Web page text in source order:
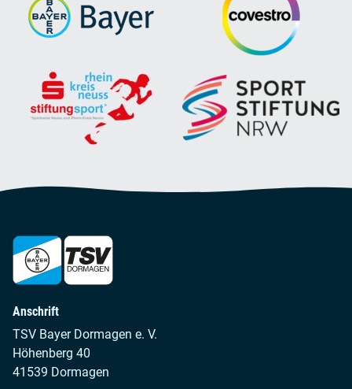
Anschrift
TSV Bayer Dormagen e. V.
Höhenberg 40
41539 Dormagen